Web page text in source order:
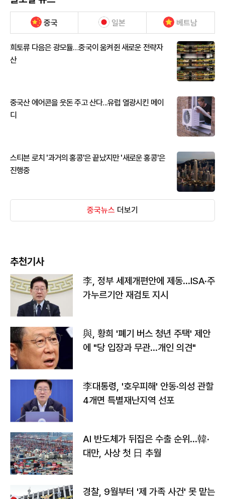
중국 일본 베트남
희토류 다음은 광모듈…중국이 움켜쥔 새로운 전략자
산
중국산 에어콘을 웃돈 주고 산다...유럽 열광시킨 메이
디
스티븐 로치 '과거의 홍콩'은 끝났지만 '새로운 홍콩'은
진행중
중국뉴스 더보기
추천기사
李, 정부 세제개편안에 제동…ISA·주
가누르기안 재검토 지시
與, 황희 '폐기 버스 청년 주택' 제안
에 "당 입장과 무관…개인 의견"
李대통령, '호우피해' 안동·의성 관할
4개면 특별재난지역 선포
AI 반도체가 뒤집은 수출 순위…韓·
대만, 사상 첫 日 추월
경찰, 9월부터 '제 가족 사건' 못 맡는